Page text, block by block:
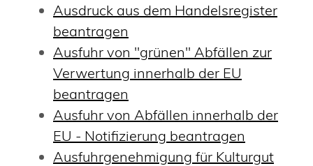
Ausdruck aus dem Handelsregister
beantragen
Ausfuhr von "grünen" Abfällen zur
Verwertung innerhalb der EU
beantragen
Ausfuhr von Abfällen innerhalb der
EU - Notifizierung beantragen
Ausfuhrgenehmigung für Kulturgut